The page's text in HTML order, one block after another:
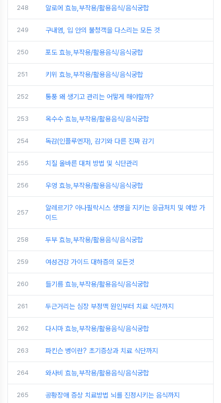
248 알로에 효능,부작용/활용음식/음식궁합
249 구내염, 입 안의 불청객을 다스리는 모든 것
250 포도 효능,부작용/활용음식/음식궁합
251 키위 효능,부작용/활용음식/음식궁합
252 통풍 왜 생기고 관리는 어떻게 해야할까?
253 옥수수 효능,부작용/활용음식/음식궁합
254 독감(인플루엔자), 감기와 다른 진짜 감기
255 치질 올바른 대처 방법 및 식단관리
256 우엉 효능,부작용/활용음식/음식궁합
257
알레르기? 아나필락시스 생명을 지키는 응급처치 및 예방 가
이드
258 두부 효능,부작용/활용음식/음식궁합
259 여성건강 가이드 대하증의 모든것
260 들기름 효능,부작용/활용음식/음식궁합
261 두근거리는 심장 부정맥 원인부터 치료 식단까지
262 다시마 효능,부작용/활용음식/음식궁합
263 파킨슨 병이란? 초기증상과 치료 식단까지
264 와사비 효능,부작용/활용음식/음식궁합
265 공황장애 증상 치료방법 뇌를 진정시키는 음식까지